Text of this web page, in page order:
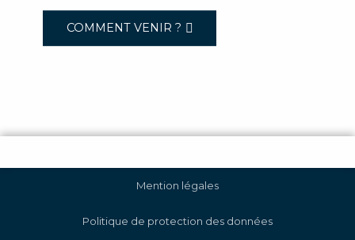
COMMENT VENIR ?
Mention légales
Politique de protection des données